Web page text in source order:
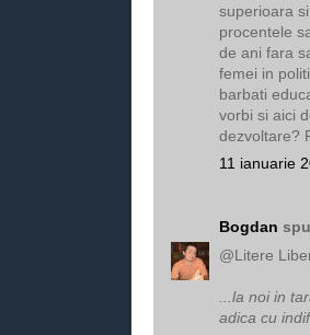
superioara
procentele
de ani fara
femei in
barbati
vorbi si aici
dezvoltare?
11 ianuarie
Bogdan
@Litere
...la noi in
adica cu